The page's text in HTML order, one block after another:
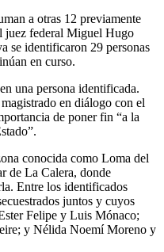
a otras 12 previamente
juez federal Miguel Hugo
se identificaron 29 personas
en curso.
una persona identificada.
en diálogo con el
de poner fin “a la
conocida como Loma del
de La Calera, donde
Entre los identificados
juntos y cuyos
Felipe y Luis Mónaco;
y Nélida Noemí Moreno y